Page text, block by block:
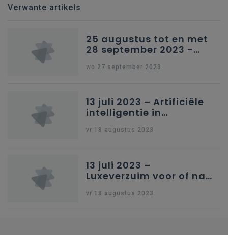
Verwante artikels
25 augustus tot en met
28 september 2023 -
wo 27 september 2023
13 juli 2023 – Artificiële
intelligentie in
vr 18 augustus 2023
13 juli 2023 –
Luxeverzuim voor of na
vr 18 augustus 2023